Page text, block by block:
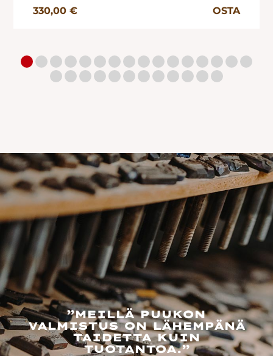
330,00 € OSTA
”MEILLÄ PUUKON
VALMISTUS ON LÄHEMPÄNÄ
TAIDETTA KUIN
TUOTANTOA.”